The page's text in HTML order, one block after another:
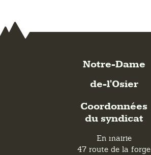
Notre-Dame
de-l'Osier
Coordonnées
du syndicat
En mairie
47 route de la forge